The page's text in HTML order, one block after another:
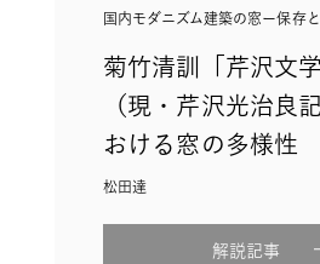
国内モダニズム建築の窓ー保存
菊竹清訓「芹沢文学
（現・芹沢光治良
おける窓の多様性
松田達
解説記事